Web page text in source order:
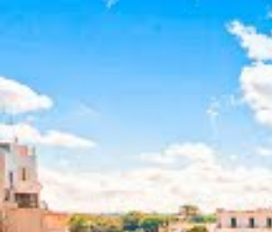
Accès au Wi-Fi
: De
une connexion Wi-Fi à
Valorisation de
Voyager en train évoque
paysages.
Découverte du
offrent un panorama